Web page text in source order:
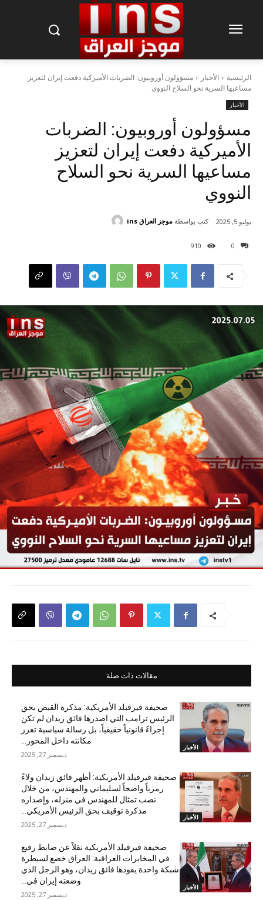
الرئيسية الأخبار
مسؤولون أوروبيون: الضربات الأميركية دفعت إيران لتعزيز
مساعيها السرية نحو السلاح النووي
الأخبار
مسؤولون أوروبيون: الضربات
الأميركية دفعت إيران لتعزيز
مساعيها السرية نحو السلاح
النووي
0
910
يوليو 5, 2025 كتب بواسطة موجز العراق ins
مقالات ذات صلة
الأخبار
صحيفة فيرفيلد الأمريكية: مذكرة القبض بحق
الرئيس ترامب التي اصدرها فائق زيدان لم تكن
إجراءً قانونياً حقيقياً، بل رسالة سياسية تعزز
مكانته داخل المحور...
ديسمبر 27, 2025
الأخبار
صحيفة فيرفيلد الأمريكية: أظهر فائق زيدان ولاءً
رمزياً واضحاً لسليماني والمهندس، من خلال
نصب تمثال للمهندس في منزله، وإصداره
مذكرة توقيف بحق الرئيس الأمريكي...
ديسمبر 27, 2025
الأخبار
صحيفة فيرفيلد الأمريكية نقلاً عن ضابط رفيع
في المخابرات العراقية: العراق خضع لسيطرة
شبكة واحدة يقودها فائق زيدان، وهو الرجل الذي
وضعته إيران في...
ديسمبر 27, 2025